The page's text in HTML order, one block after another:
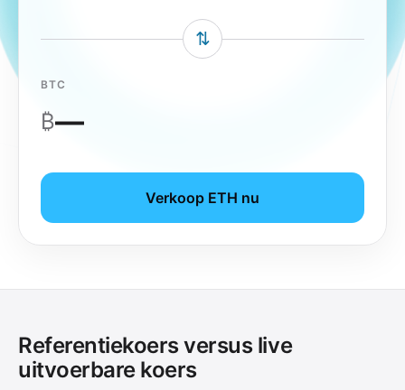
⇅
BTC
₿—
Verkoop ETH nu
Referentiekoers versus live
uitvoerbare koers